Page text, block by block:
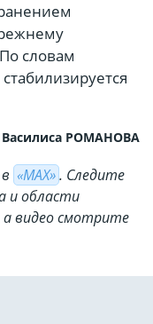
словам
Василиса РОМАНОВА
«МАХ». Cледите
и области
а видео смотрите